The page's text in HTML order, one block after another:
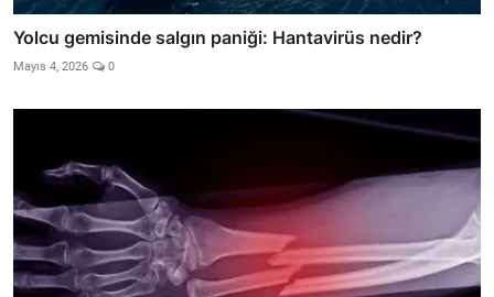
Yolcu gemisinde salgın paniği: Hantavirüs nedir?
Mayıs 4, 2026 0